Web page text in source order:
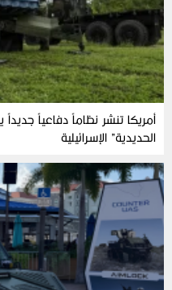
أمريكا تنشر نظاماً دفاعياً
الحديدية” الإسرائيلية